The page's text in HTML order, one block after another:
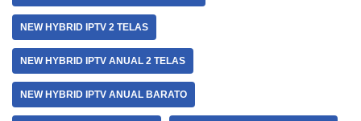
NEW HYBRID IPTV 2 TELAS
NEW HYBRID IPTV ANUAL 2 TELAS
NEW HYBRID IPTV ANUAL BARATO